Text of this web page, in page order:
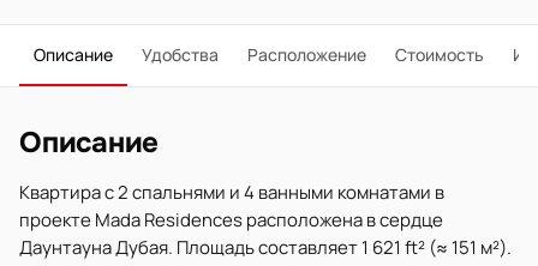
Описание Удобства Расположение Стоимость
Описание
Квартира с 2 спальнями и 4 ванными комнатами в
проекте Mada Residences расположена в сердце
Даунтауна Дубая. Площадь составляет 1 621 ft² (≈ 151 м²).